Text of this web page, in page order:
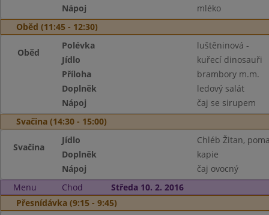
Nápoj
mléko
Oběd (11:45 - 12:30)
Oběd
Polévka
luštěninová -
Jídlo
kuřecí dinosauři
Příloha
brambory m.m.
Doplněk
ledový salát
Nápoj
čaj se sirupem
Svačina (14:30 - 15:00)
Svačina
Jídlo
Chléb Žitan,
Doplněk
kapie
Nápoj
čaj ovocný
Menu
Chod
Středa 10. 2. 2016
Přesnídávka (9:15 - 9:45)